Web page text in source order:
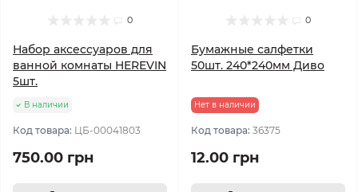
0
Набор аксессуаров для
ванной комнаты HEREVIN
5шт.
В наличии
Код товара: ЦБ-00041803
750.00 грн
0
Бумажные салфетки
50шт. 240*240мм Диво
Нет в наличии
Код товара: 36375
12.00 грн